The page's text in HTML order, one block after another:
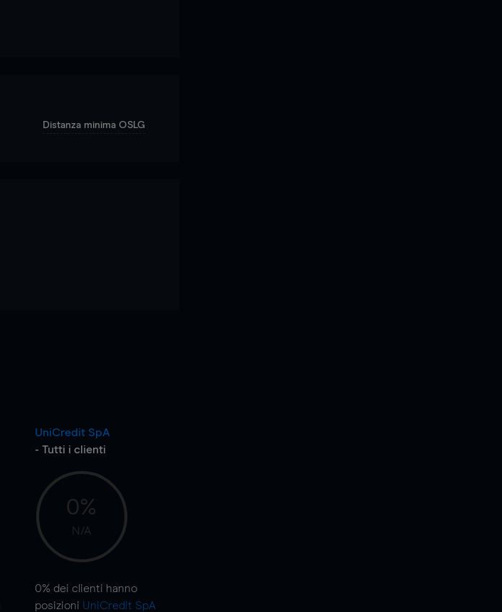
Distanza minima OSLG
UniCredit SpA
- Tutti i clienti
0%
N/A
0% dei clienti hanno
posizioni UniCredit SpA